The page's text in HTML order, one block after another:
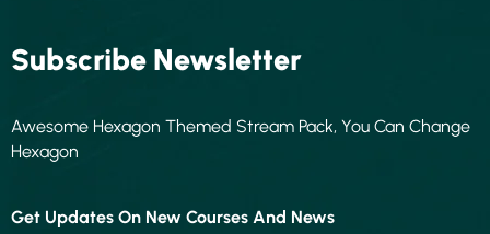
Subscribe Newsletter
Awesome Hexagon Themed Stream Pack, You Can Change
Hexagon
Get Updates On New Courses And News